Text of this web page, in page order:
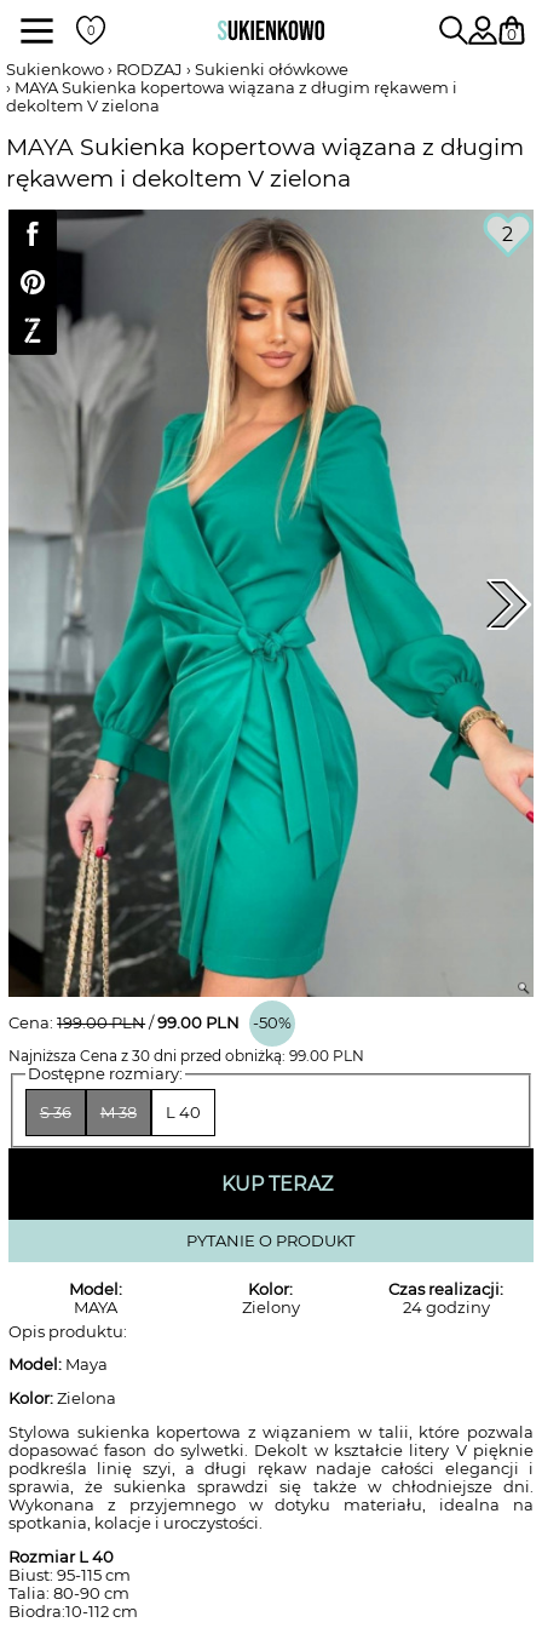
Sukienki
POKAŻ WSZYSTKIE SUKIENKI
DŁUGOŚĆ
RODZAJ
DEKOLT
WEDŁUG KOLORU
0
Sukienkowo
RODZAJ
Sukienki ołówkowe
MAYA Sukienka kopertowa wiązana z długim rękawem i
dekoltem V zielona
MAYA Sukienka kopertowa wiązana z długim
rękawem i dekoltem V zielona
2
Cena:199.00PLN /99.00 PLN
-50%
Najniższa Cena z 30 dni przed obniżką:99.00 PLN
Dostępne rozmiary:
S 36 M 38 L 40
KUP TERAZ
PYTANIE O PRODUKT
Model:
MAYA
Kolor:
Zielony
Czas realizacji:
24 godziny
Opis produktu:
Model: Maya
Kolor: Zielona
Stylowa sukienka kopertowa z wiązaniem w talii, które pozwala
dopasować fason do sylwetki. Dekolt w kształcie litery V pięknie
podkreśla linię szyi, a długi rękaw nadaje całości elegancji i
sprawia, że sukienka sprawdzi się także w chłodniejsze dni.
Wykonana z przyjemnego w dotyku materiału, idealna na
spotkania, kolacje i uroczystości.
Rozmiar L 40
Biust: 95-115 cm
Talia: 80-90 cm
Biodra:10-112 cm